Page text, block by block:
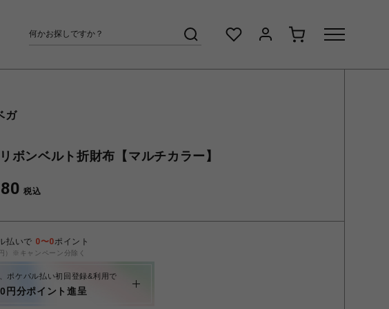
ガ
ボンベルト折財布【マルチカラー】
税込
払いで 0〜0ポイント
）※キャンペーン分除く
ポケパル払い初回登録&利用で
円分ポイント進呈